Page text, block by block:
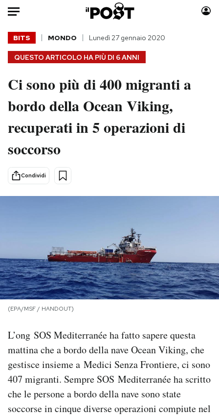
Auto
HOME
Italia
Politica
Tecnologia
Internet
Scienza
Cultura
Economia
Sport
Moda
Consumismi
Storie/Idee
Mondiali calcio 2026
NEWSLETTER
SHOP
CALENDARIO
AREA PERSONALE
QUESTO ARTICOLO HA PIÙ DI 6 ANNI
BITS MONDO Lunedì 27 gennaio 2020
Ci sono più di 400 migranti a
bordo della Ocean Viking,
recuperati in 5 operazioni di
soccorso
Condividi
(EPA/MSF / HANDOUT)
L’ong SOS Mediterranée ha fatto sapere questa
mattina che a bordo della nave Ocean Viking, che
gestisce insieme a Medici Senza Frontiere, ci sono
407 migranti. Sempre SOS Mediterranée ha scritto
che le persone a bordo della nave sono state
soccorse in cinque diverse operazioni compiute nel